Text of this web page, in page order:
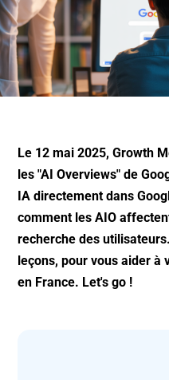
Le 12 mai 2025, Growth
les "AI Overviews" de
IA directement dans
comment les AIO
recherche des
leçons, pour vous aider à
en France. Let's go !